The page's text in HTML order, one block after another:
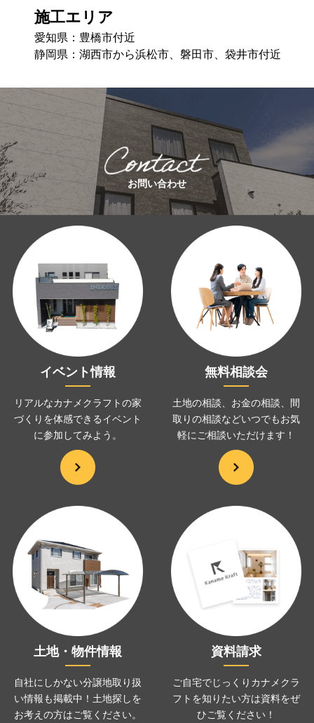
施工エリア
愛知県：豊橋市付近
静岡県：湖⻄市から浜松市、磐⽥市、袋井市付近
お問い合わせ
イベント情報
リアルなカナメクラフトの家
づくりを体感できるイベント
に参加してみよう。
無料相談会
土地の相談、お金の相談、
間
取りの相談などいつでもお気
軽にご相談いただけます！
土地・物件情報
自社にしかない分譲地取り扱
い情報も掲載中！土地探しを
お考えの方はご覧ください。
資料請求
ご自宅でじっくりカナメクラ
フトを知りたい方は資料をぜ
ひご覧ください！